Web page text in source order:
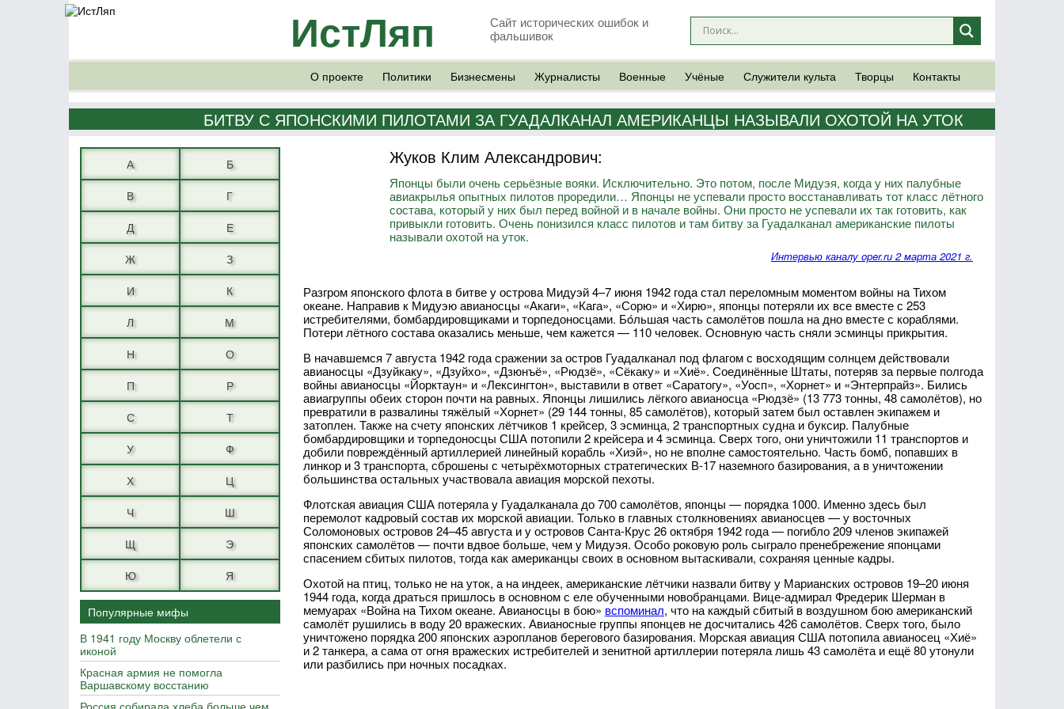
ИстЛяп
Сайт исторических ошибок и
фальшивок
О проекте Политики Бизнесмены Журналисты Военные Учёные Служители культа Творцы Контакты
БИТВУ С ЯПОНСКИМИ ПИЛОТАМИ ЗА ГУАДАЛКАНАЛ АМЕРИКАНЦЫ НАЗЫВАЛИ ОХОТОЙ НА УТОК
А
Б
В
Г
Д
Е
Ж
З
И
К
Л
М
Н
О
П
Р
С
Т
У
Ф
Х
Ц
Ч
Ш
Щ
Э
Ю
Я
Популярные мифы
В 1941 году Москву облетели с
иконой
Красная армия не помогла
Варшавскому восстанию
Россия собирала хлеба больше чем
Жуков Клим Александрович:
Японцы были очень серьёзные вояки. Исключительно. Это потом, после Мидуэя, когда у них палубные
авиакрылья опытных пилотов проредили… Японцы не успевали просто восстанавливать тот класс лётного
состава, который у них был перед войной и в начале войны. Они просто не успевали их так готовить, как
привыкли готовить. Очень понизился класс пилотов и там битву за Гуадалканал американские пилоты
называли охотой на уток.
Интервью каналу oper.ru 2 марта 2021 г.
Разгром японского флота в битве у острова Мидуэй 4–7 июня 1942 года стал переломным моментом войны на Тихом
океане. Направив к Мидуэю авианосцы «Акаги», «Кага», «Сорю» и «Хирю», японцы потеряли их все вместе с 253
истребителями, бомбардировщиками и торпедоносцами. Бóльшая часть самолётов пошла на дно вместе с кораблями.
Потери лётного состава оказались меньше, чем кажется — 110 человек. Основную часть сняли эсминцы прикрытия.
В начавшемся 7 августа 1942 года сражении за остров Гуадалканал под флагом с восходящим солнцем действовали
авианосцы «Дзуйкаку», «Дзуйхо», «Дзюнъё», «Рюдзё», «Сёкаку» и «Хиё». Соединённые Штаты, потеряв за первые полгода
войны авианосцы «Йорктаун» и «Лексингтон», выставили в ответ «Саратогу», «Уосп», «Хорнет» и «Энтерпрайз». Бились
авиагруппы обеих сторон почти на равных. Японцы лишились лёгкого авианосца «Рюдзё» (13 773 тонны, 48 самолётов), но
превратили в развалины тяжёлый «Хорнет» (29 144 тонны, 85 самолётов), который затем был оставлен экипажем и
затоплен. Также на счету японских лётчиков 1 крейсер, 3 эсминца, 2 транспортных судна и буксир. Палубные
бомбардировщики и торпедоносцы США потопили 2 крейсера и 4 эсминца. Сверх того, они уничтожили 11 транспортов и
добили повреждённый артиллерией линейный корабль «Хиэй», но не вполне самостоятельно. Часть бомб, попавших в
линкор и 3 транспорта, сброшены с четырёхмоторных стратегических В-17 наземного базирования, а в уничтожении
большинства остальных участвовала авиация морской пехоты.
Флотская авиация США потеряла у Гуадалканала до 700 самолётов, японцы — порядка 1000. Именно здесь был
перемолот кадровый состав их морской авиации. Только в главных столкновениях авианосцев — у восточных
Соломоновых островов 24–45 августа и у островов Санта-Крус 26 октября 1942 года — погибло 209 членов экипажей
японских самолётов — почти вдвое больше, чем у Мидуэя. Особо роковую роль сыграло пренебрежение японцами
спасением сбитых пилотов, тогда как американцы своих в основном вытаскивали, сохраняя ценные кадры.
Охотой на птиц, только не на уток, а на индеек, американские лётчики назвали битву у Марианских островов 19–20 июня
1944 года, когда драться пришлось в основном с еле обученными новобранцами. Вице-адмирал Фредерик Шерман в
мемуарах «Война на Тихом океане. Авианосцы в бою» вспоминал, что на каждый сбитый в воздушном бою американский
самолёт рушились в воду 20 вражеских. Авианосные группы японцев не досчитались 426 самолётов. Сверх того, было
уничтожено порядка 200 японских аэропланов берегового базирования. Морская авиация США потопила авианосец «Хиё»
и 2 танкера, а сама от огня вражеских истребителей и зенитной артиллерии потеряла лишь 43 самолёта и ещё 80 утонули
или разбились при ночных посадках.